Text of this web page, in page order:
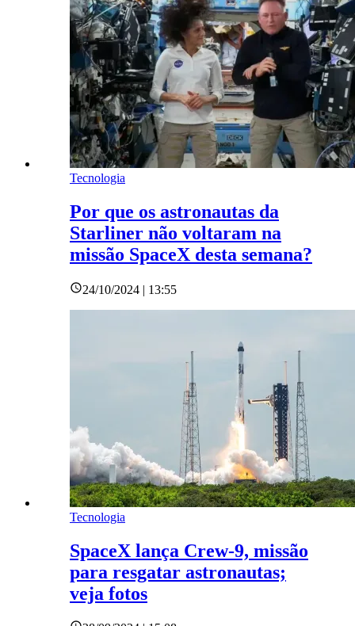
Tecnologia
Por que os astronautas da
Starliner não voltaram na
missão SpaceX desta semana?
24/10/2024 | 13:55
Tecnologia
SpaceX lança Crew-9, missão
para resgatar astronautas;
veja fotos